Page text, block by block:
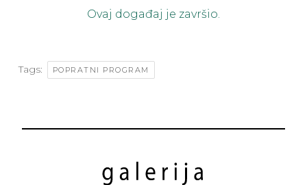
Ovaj događaj je završio.
Tags: POPRATNI PROGRAM